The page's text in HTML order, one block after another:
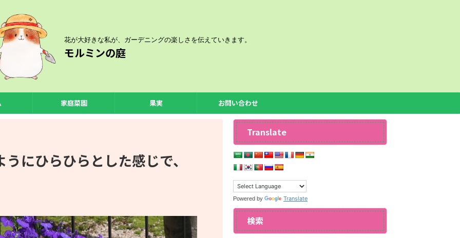
花が大好きな私が、ガーデニングの楽しさを伝えていきます。
モルミンの庭
家庭菜園 果実 お問い合わせ
にひらひらとした感じで、
Translate
Powered by Translate
検索